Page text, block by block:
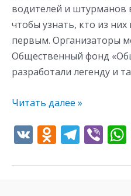
водителей и штурманов
чтобы узнать, кто из
первым. Организаторы
Общественный фонд
разработали легенду и
Читать далее »
V O
n
T
e
Vi
er